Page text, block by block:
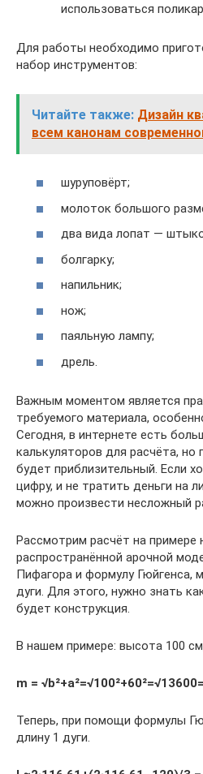
использоваться
Для работы необходимо
набор инструментов:
Читайте также: Дизайн
всем канонам
шуруповёрт;
молоток большого
два вида лопат —
болгарку;
напильник;
нож;
паяльную лампу;
дрель.
Важным моментом является
требуемого материала,
Сегодня, в интернете есть
калькуляторов для расчёта, но
будет приблизительный. Если
цифру, и не тратить деньги на
можно произвести несложный
Рассмотрим расчёт на примере
распространённой арочной
Пифагора и формулу Гюйгенса,
дуги. Для этого, нужно знать
будет конструкция.
В нашем примере: высота 100
m =
Теперь, при помощи формулы
длину 1 дуги.